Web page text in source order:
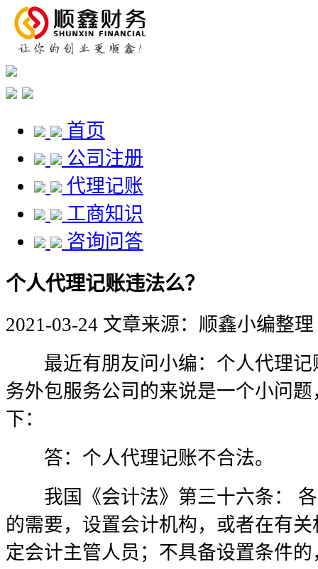
首页
公司注册
代理记账
工商知识
咨询问答
个人代理记账违法么？
2021-03-24 文章来源：顺鑫小编整理
最近有朋友问小编：个人代理记
务外包服务公司的来说是一个小问
下：
答：个人代理记账不合法。
我国《会计法》第三十六条： 各
的需要，设置会计机构，或者在有
定会计主管人员；不具备设置条件